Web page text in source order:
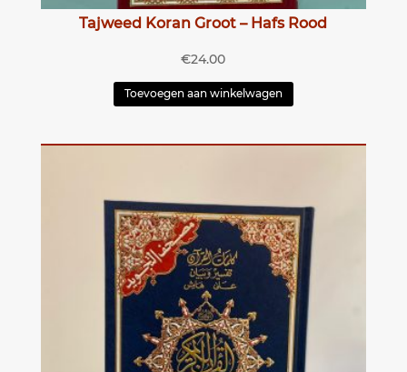
Tajweed Koran Groot – Hafs Rood
€24.00
Toevoegen aan winkelwagen